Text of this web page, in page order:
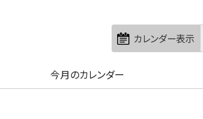
カレンダー表示
今月のカレンダー